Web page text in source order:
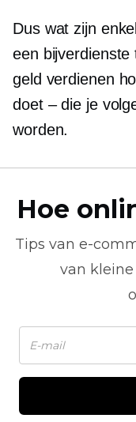
Dus wat zijn
een ​​bijverdienste
geld verdienen
doet – die je
worden.
Hoe
Tips van e-
van